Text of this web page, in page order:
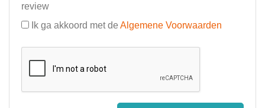
review
Ik ga akkoord met de Algemene Voorwaarden